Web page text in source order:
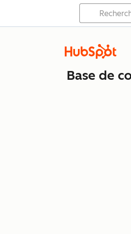
Base de